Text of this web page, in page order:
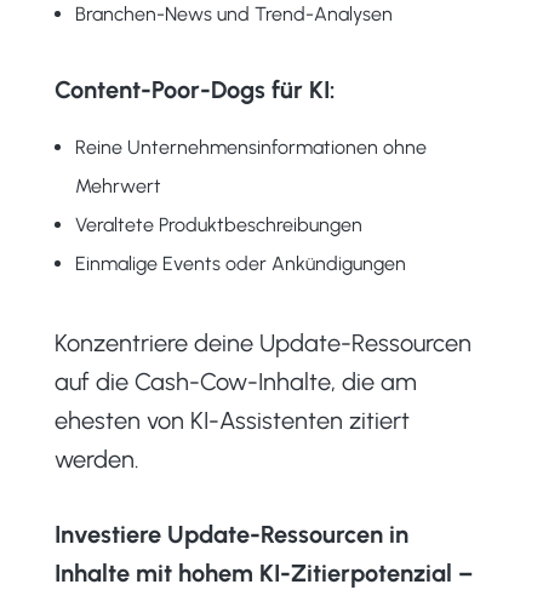
Branchen-News und Trend-Analysen
Content-Poor-Dogs für KI:
Reine Unternehmensinformationen ohne
Mehrwert
Veraltete Produktbeschreibungen
Einmalige Events oder Ankündigungen
Konzentriere deine Update-Ressourcen
auf die Cash-Cow-Inhalte, die am
ehesten von KI-Assistenten zitiert
werden.
Investiere Update-Ressourcen in
Inhalte mit hohem KI-Zitierpotenzial –